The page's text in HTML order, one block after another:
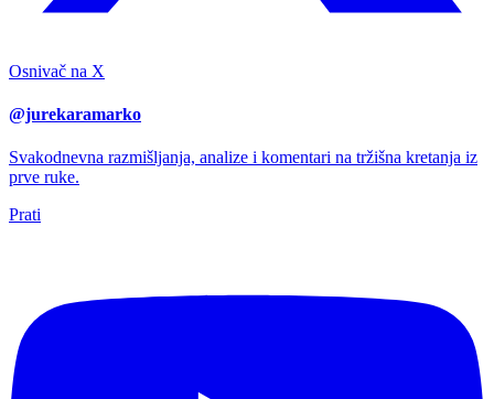
Osnivač na X
@jurekaramarko
Svakodnevna razmišljanja, analize i komentari na tržišna kretanja iz
prve ruke.
Prati